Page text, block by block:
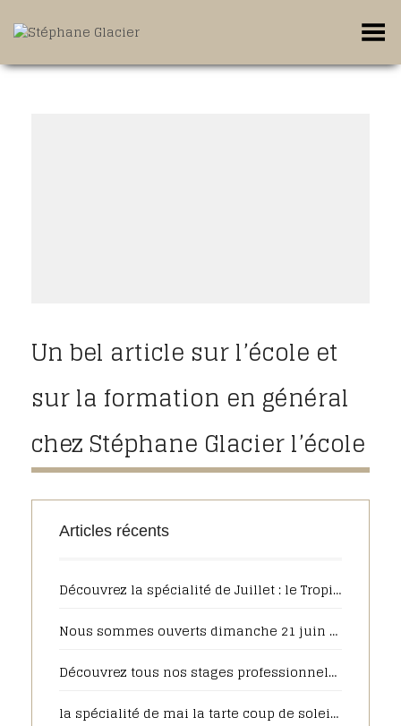
Toggle Menu
Un bel article sur l’école et
sur la formation en général
chez Stéphane Glacier l’école
Articles récents
Découvrez la spécialité de Juillet : le Tropique
Nous sommes ouverts dimanche 21 juin de 7h30 à 13h00 pour la fête des pères
Découvrez tous nos stages professionnels pour 2025
la spécialité de mai la tarte coup de soleil sera toujours disponible en juin, pour votre plus grand plaisir